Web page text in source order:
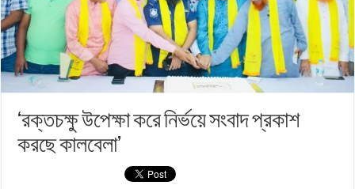
‍‌‌‘রক্তচক্ষু উপেক্ষা করে নির্ভয়ে সংবাদ প্রকাশ
করছে কালবেলা’